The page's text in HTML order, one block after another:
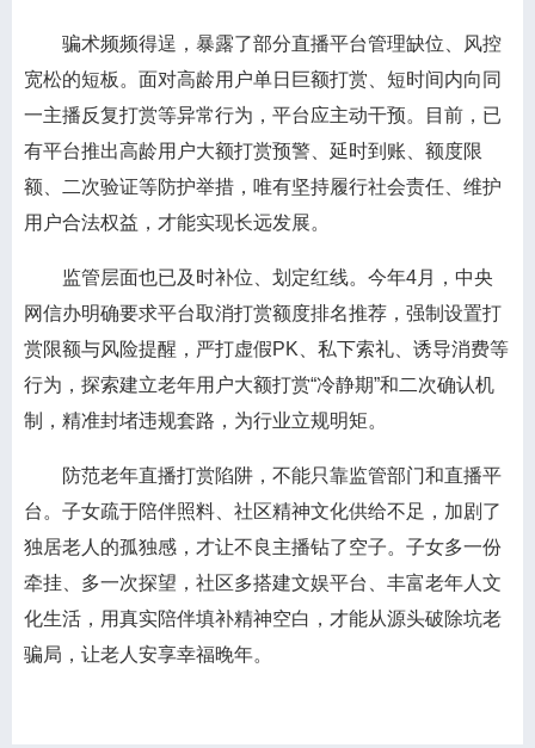
骗术频频得逞，暴露了部分直播平台管理缺位、风控
宽松的短板。面对高龄用户单日巨额打赏、短时间内向同
一主播反复打赏等异常行为，平台应主动干预。目前，已
有平台推出高龄用户大额打赏预警、延时到账、额度限
额、二次验证等防护举措，唯有坚持履行社会责任、维护
用户合法权益，才能实现长远发展。
监管层面也已及时补位、划定红线。今年4月，中央
网信办明确要求平台取消打赏额度排名推荐，强制设置打
赏限额与风险提醒，严打虚假PK、私下索礼、诱导消费等
行为，探索建立老年用户大额打赏“冷静期”和二次确认机
制，精准封堵违规套路，为行业立规明矩。
防范老年直播打赏陷阱，不能只靠监管部门和直播平
台。子女疏于陪伴照料、社区精神文化供给不足，加剧了
独居老人的孤独感，才让不良主播钻了空子。子女多一份
牵挂、多一次探望，社区多搭建文娱平台、丰富老年人文
化生活，用真实陪伴填补精神空白，才能从源头破除坑老
骗局，让老人安享幸福晚年。